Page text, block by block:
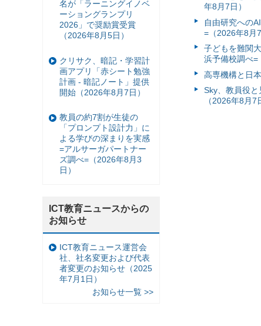
年8月7日）
自由研究への
=（2026年8月7
子どもを難関
浜予備校調べ=
高専機構と日
Sky、教員役
（2026年8月7
名が「ラーニングイノベ
ーショングランプリ
2026」で奨励賞受賞
（2026年8月5日）
クリサク、暗記・学習計
画アプリ「赤シート勉強
計画 - 暗記ノート」提供
開始（2026年8月7日）
教員の約7割が生徒の
「プロンプト設計力」に
よる学びの深まりを実感
=アルサーガパートナー
ズ調べ=（2026年8月3
日）
ICT教育ニュースからの
お知らせ
ICT教育ニュース運営会
社、社名変更および代表
者変更のお知らせ（2025
年7月1日）
お知らせ一覧 >>